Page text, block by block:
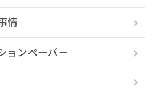
情
ョンペーパー